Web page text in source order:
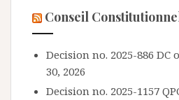
Conseil
Decision no. 2025-886 DC
30, 2026
Decision no. 2025-1157